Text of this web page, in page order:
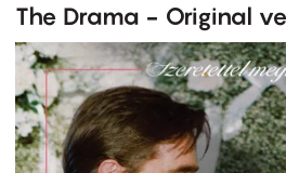
The Drama - Original